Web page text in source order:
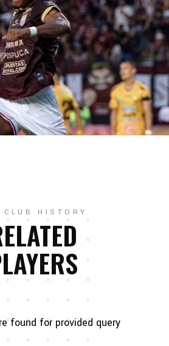
CLUB HISTORY
found for provided query